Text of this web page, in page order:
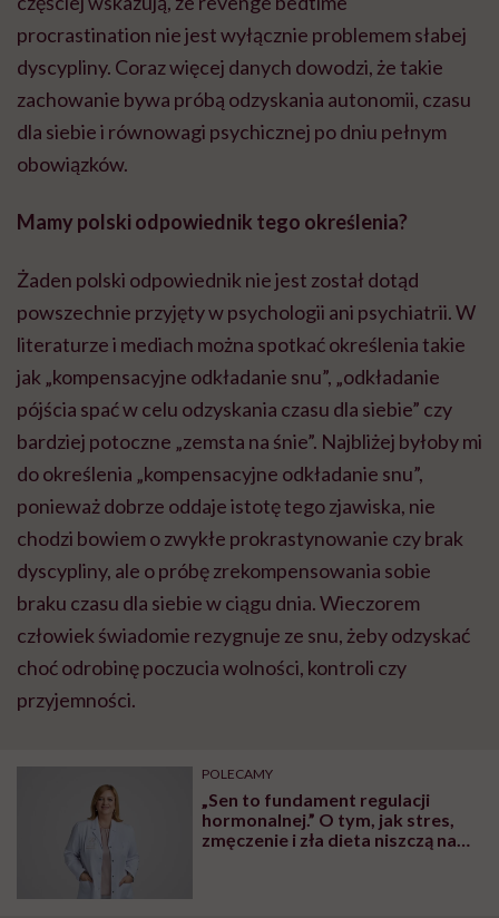
procrastination nie jest wyłącznie problemem słabej
dyscypliny. Coraz więcej danych dowodzi, że takie
zachowanie bywa próbą odzyskania autonomii, czasu
dla siebie i równowagi psychicznej po dniu pełnym
obowiązków.
Mamy polski odpowiednik tego określenia?
Żaden polski odpowiednik nie jest został dotąd
powszechnie przyjęty w psychologii ani psychiatrii. W
literaturze i mediach można spotkać określenia takie
jak „kompensacyjne odkładanie snu”, „odkładanie
pójścia spać w celu odzyskania czasu dla siebie” czy
bardziej potoczne „zemsta na śnie”. Najbliżej byłoby mi
do określenia „kompensacyjne odkładanie snu”,
ponieważ dobrze oddaje istotę tego zjawiska, nie
chodzi bowiem o zwykłe prokrastynowanie czy brak
dyscypliny, ale o próbę zrekompensowania sobie
braku czasu dla siebie w ciągu dnia. Wieczorem
człowiek świadomie rezygnuje ze snu, żeby odzyskać
choć odrobinę poczucia wolności, kontroli czy
przyjemności.
POLECAMY
„Sen to fundament regulacji
hormonalnej.” O tym, jak stres,
zmęczenie i zła dieta niszczą nam